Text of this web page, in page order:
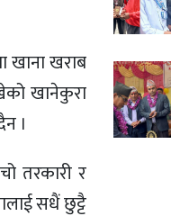
खाना खराब
खानेकुरा
।
तरकारी र
सधैं छुट्टै